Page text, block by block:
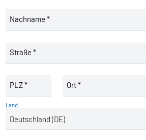
Nachname *
Straße *
PLZ * Ort *
Land